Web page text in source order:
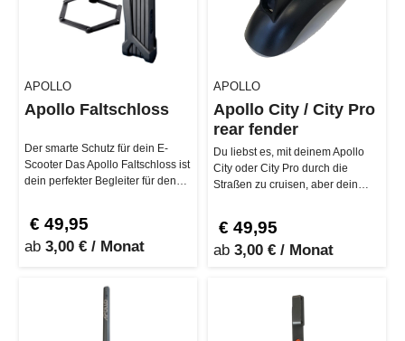
APOLLO
Apollo Faltschloss
Der smarte Schutz für dein E-
Scooter Das Apollo Faltschloss ist
dein perfekter Begleiter für den
€ 49,95
ab 3,00 € / Monat
APOLLO
Apollo City / City Pro
rear fender
Du liebst es, mit deinem Apollo
City oder City Pro durch die
Straßen zu cruisen, aber dein
€ 49,95
ab 3,00 € / Monat